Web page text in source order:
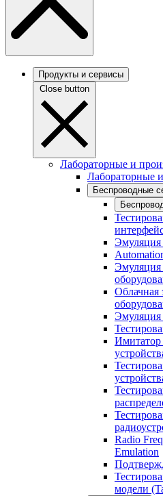
Продукты и сервисы
Close button
Лабораторные и
Лабораторные
Беспроводные
Эмуляция
Облачная
Эмуляция
Имитатор
Radio
Emulation
модели